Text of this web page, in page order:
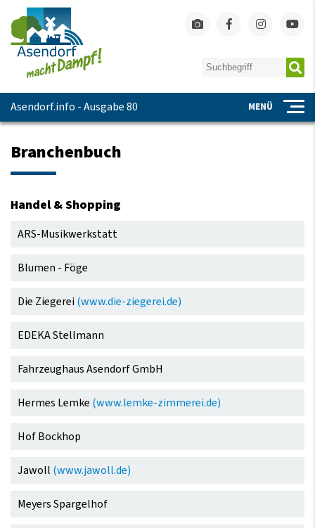
Asendorf.info - Ausgabe 80 MENÜ
Branchenbuch
Handel & Shopping
Navigation
überspringen
ARS-Musikwerkstatt
Blumen - Föge
Die Ziegerei (www.die-ziegerei.de)
EDEKA Stellmann
Fahrzeughaus Asendorf GmbH
Hermes Lemke (www.lemke-zimmerei.de)
Hof Bockhop
Jawoll (www.jawoll.de)
Meyers Spargelhof